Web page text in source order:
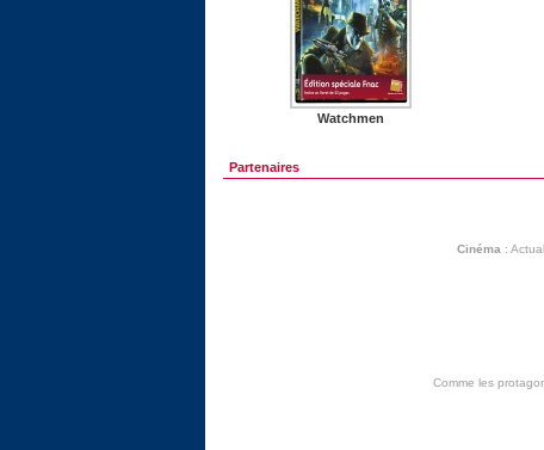
Watchmen
Partenaires
Cinéma :
Comme les